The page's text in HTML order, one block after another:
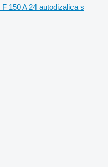
F 150 A 24 autodizalica s